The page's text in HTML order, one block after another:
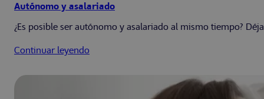
Autónomo y asalariado
¿Es posible ser autónomo y asalariado al mismo tiempo?
Continuar leyendo